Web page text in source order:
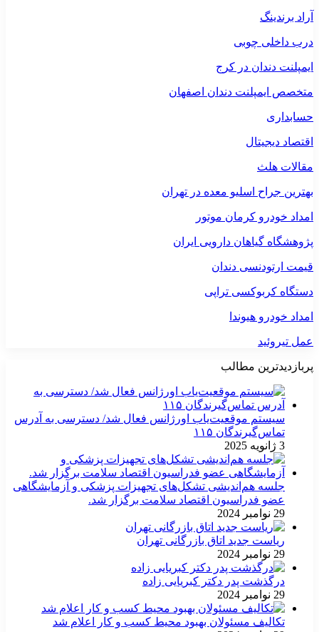
آراد برندینگ
درب داخلی چوبی
ایمپلنت دندان در کرج
متخصص ایمپلنت دندان اصفهان
حسابداری
اقتصاد دیجیتال
مقالات هلث
بهترین جراح اسلیو معده در تهران
امداد خودرو کرمان موتور
پژوهشگاه گیاهان دارویی ایران
قیمت ارتودنسی دندان
دستگاه کربوکسی تراپی
امداد خودرو هیوندا
عمل تیروئید
پربازدیدترین مطالب
سیستم موقعیت‌یاب اورژانس فعال شد/ دسترسی به آدرس
تماس‌گیرندگان ۱۱۵
3 ژانویه 2025
جلسه هم‌اندیشی تشکل‌های تجهیزات پزشکی و آزمایشگاهی
عضو فدراسیون اقتصاد سلامت برگزار شد.
29 نوامبر 2024
ریاست جدید اتاق بازرگانی تهران
29 نوامبر 2024
درگذشت پدر دکتر کبریایی زاده
29 نوامبر 2024
تکالیف مسئولان بهبود محیط کسب و کار اعلام شد